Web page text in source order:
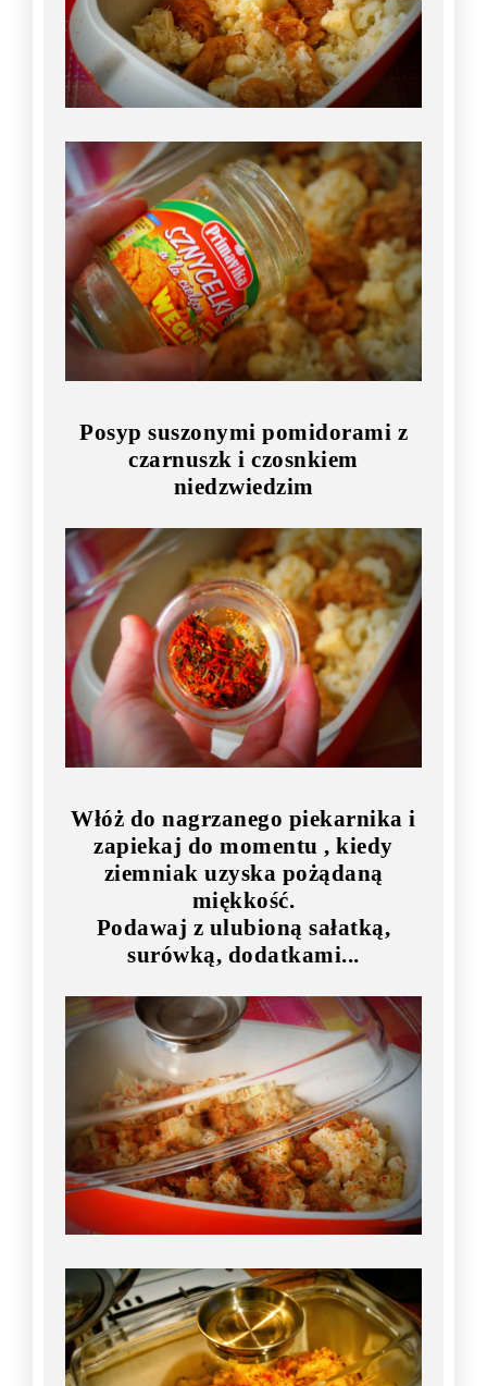
Posyp suszonymi pomidorami z
czarnuszk i czosnkiem
niedzwiedzim
Włóż do nagrzanego piekarnika i
zapiekaj do momentu , kiedy
ziemniak uzyska pożądaną
miękkość.
Podawaj z ulubioną sałatką,
surówką, dodatkami...